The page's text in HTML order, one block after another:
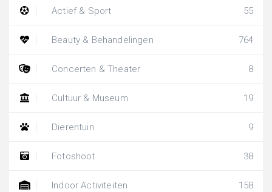
Actief & Sport 55
Beauty & Behandelingen 764
Concerten & Theater 8
Cultuur & Museum 19
Dierentuin 9
Fotoshoot 38
Indoor Activiteiten 158